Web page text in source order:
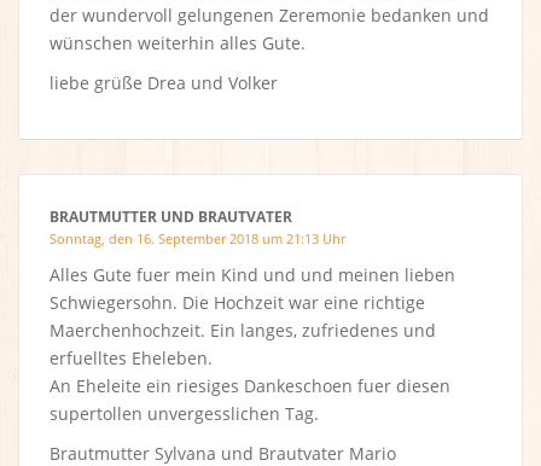
der wundervoll gelungenen Zeremonie bedanken und
wünschen weiterhin alles Gute.
liebe grüße Drea und Volker
BRAUTMUTTER UND BRAUTVATER
Sonntag, den 16. September 2018 um 21:13 Uhr
Alles Gute fuer mein Kind und und meinen lieben
Schwiegersohn. Die Hochzeit war eine richtige
Maerchenhochzeit. Ein langes, zufriedenes und
erfuelltes Eheleben.
An Eheleite ein riesiges Dankeschoen fuer diesen
supertollen unvergesslichen Tag.
Brautmutter Sylvana und Brautvater Mario